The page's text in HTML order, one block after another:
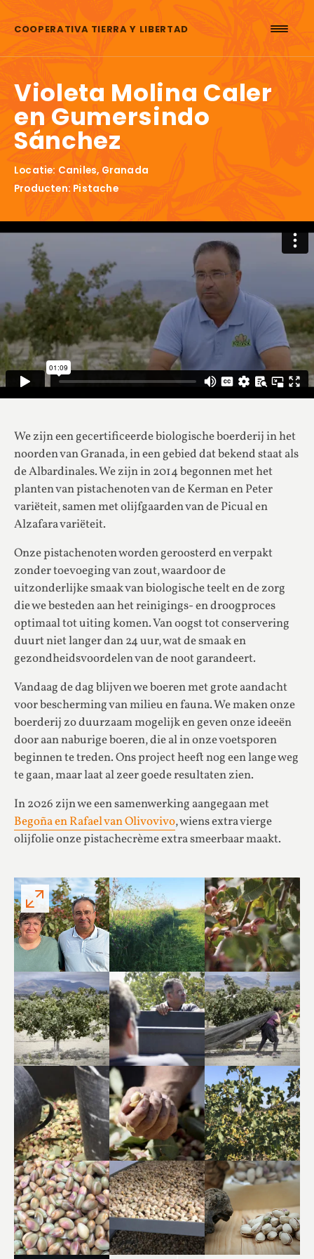
COOPERATIVA TIERRA Y LIBERTAD
Violeta Molina Caler
en Gumersindo
Sánchez
Locatie: Caniles, Granada
Producten: Pistache
We zijn een gecertificeerde biologische boerderij in het
noorden van Granada, in een gebied dat bekend staat als
de Albardinales. We zijn in 2014 begonnen met het
planten van pistachenoten van de Kerman en Peter
variëteit, samen met olijfgaarden van de Picual en
Alzafara variëteit.
Onze pistachenoten worden geroosterd en verpakt
zonder toevoeging van zout, waardoor de
uitzonderlijke smaak van biologische teelt en de zorg
die we besteden aan het reinigings- en droogproces
optimaal tot uiting komen. Van oogst tot conservering
duurt niet langer dan 24 uur, wat de smaak en
gezondheidsvoordelen van de noot garandeert.
Vandaag de dag blijven we boeren met grote aandacht
voor bescherming van milieu en fauna. We maken onze
boerderij zo duurzaam mogelijk en geven onze ideeën
door aan naburige boeren, die al in onze voetsporen
beginnen te treden. Ons project heeft nog een lange weg
te gaan, maar laat al zeer goede resultaten zien.
In 2026 zijn we een samenwerking aangegaan met
Begoña en Rafael van Olivovivo, wiens extra vierge
olijfolie onze pistachecrème extra smeerbaar maakt.